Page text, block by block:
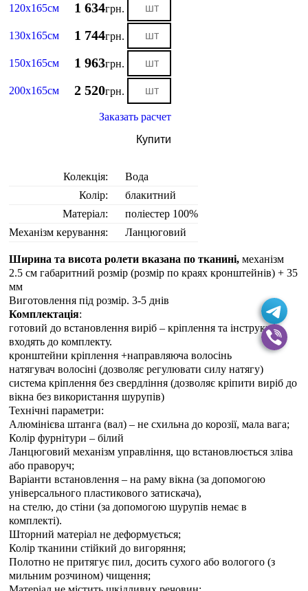
120х165см 1 634грн.
130х165см 1 744грн.
150х165см 1 963грн.
200х165см 2 520грн.
Заказать расчет
Купити
Колекція:
Вода
Колір:
блакитний
Матеріал:
поліестер 100%
Механізм керування:
Ланцюговий
Ширина та висота ролети вказана по тканині, механізм
2.5 см габаритний розмір (розмір по краях кронштейнів) + 35
мм
Виготовлення під розмір. 3-5 днiв
Комплектація:
готовий до встановлення виріб – кріплення та інструкція
входять до комплекту.
кронштейни кріплення +направляюча волосінь
натягувач волосіні (дозволяє регулювати силу натягу)
система кріплення без свердління (дозволяє кріпити виріб до
вікна без використання шурупів)
Технічні параметри:
Алюмінієва штанга (вал) – не схильна до корозії, мала вага;
Колір фурнітури – білий
Ланцюговий механізм управління, що встановлюється зліва
або праворуч;
Варіанти встановлення – на раму вікна (за допомогою
універсального пластикового затискача),
на стелю, до стіни (за допомогою шурупів немає в
комплекті).
Шторний матеріал не деформується;
Колір тканини стійкий до вигоряння;
Полотно не притягує пил, досить сухого або вологого (з
мильним розчином) чищення;